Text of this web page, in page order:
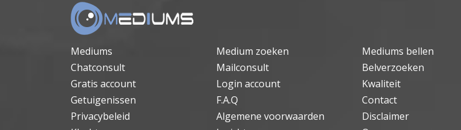
Mediums Medium zoeken
Mediums bellen
Chatconsult
Mailconsult
Belverzoeken
Gratis account
Login account
Kwaliteit
Getuigenissen
F.A.Q
Contact
Privacybeleid
Algemene voorwaarden
Disclaimer